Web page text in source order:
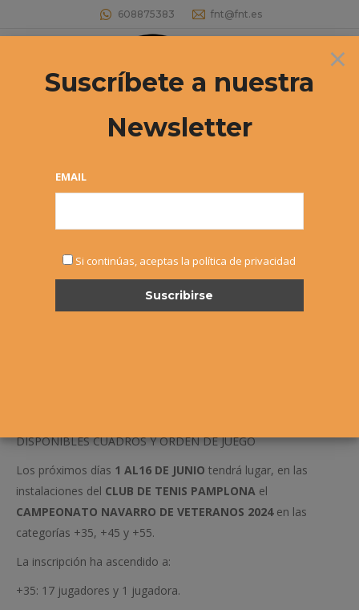
608875383 fnt@fnt.es
Buscar:
DISPONIBLES CUADROS Y ORDEN DE JUEGO
Los próximos días 1 AL16 DE JUNIO tendrá lugar, en las
instalaciones del CLUB DE TENIS PAMPLONA el
CAMPEONATO NAVARRO DE VETERANOS 2024en las
categorías +35, +45 y +55.
La inscripción ha ascendido a:
+35: 17 jugadores y 1 jugadora.
×
Suscríbete a nuestra
Newsletter
EMAIL
Si continúas, aceptas la política de privacidad